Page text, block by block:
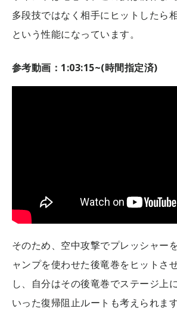
多段技ではなく相手にヒットしたら
という性能になっています。
参考動画：1:03:15~(時間指定済)
そのため、空中攻撃でプレッシャー
ャンプを使わせた後竜巻をヒットさ
し、自分はその後竜巻でステージ上
いった復帰阻止ルートも考えられます